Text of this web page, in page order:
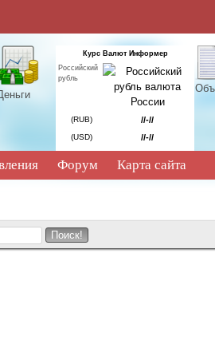
Курс Валют Информер
Российский
рубль
(RUB) //-//
(USD) //-//
Форум Карта сайта